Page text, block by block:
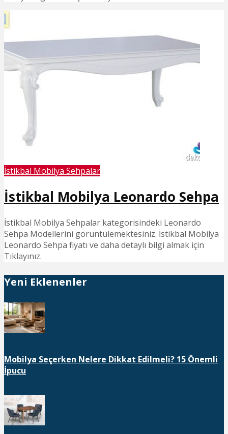
İstikbal Mobilya Sehpalar
İstikbal Mobilya Leonardo Sehpa
İstikbal Mobilya Sehpalar kategorisindeki Leonardo
Sehpa Modellerini görüntülemektesiniz. İstikbal Mobilya
Leonardo Sehpa fiyatı ve daha detaylı bilgi almak için
Tıklayınız.
Yeni Eklenenler
Mobilya Seçerken Nelere Dikkat Edilmeli? 15 Önemli
İpucu